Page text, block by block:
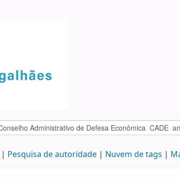
Pesquisa de autoridade Nuvem de tags